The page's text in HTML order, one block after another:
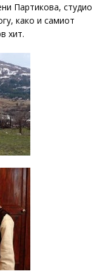
Партикова, студио
како и самиот
хит.